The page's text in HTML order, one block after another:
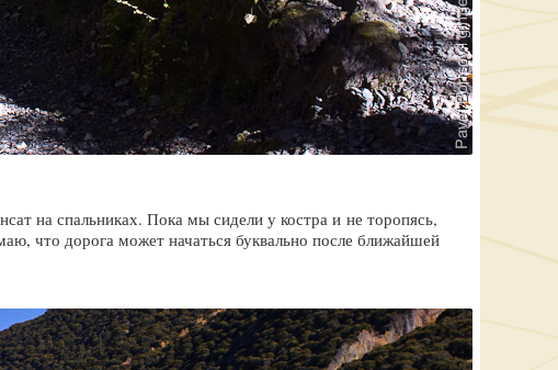
на спальниках. Пока мы сидели у костра и не торопясь,
что дорога может начаться буквально после ближайшей